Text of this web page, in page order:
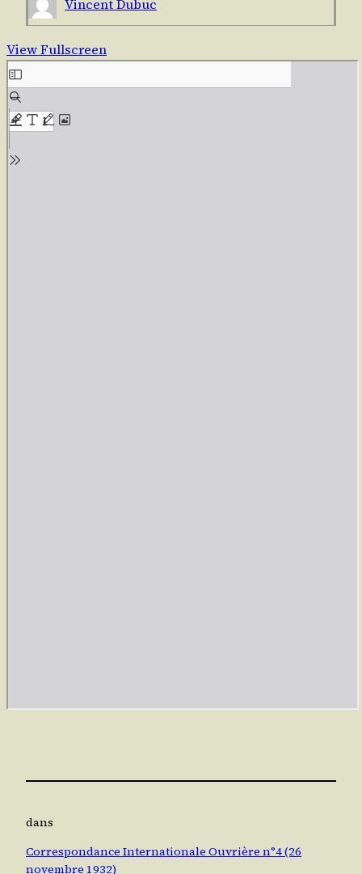
Vincent Dubuc
View Fullscreen
dans
Correspondance Internationale Ouvrière n°4 (26
novembre 1932)